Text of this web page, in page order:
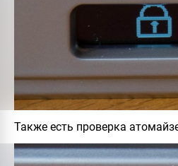
Также есть проверка